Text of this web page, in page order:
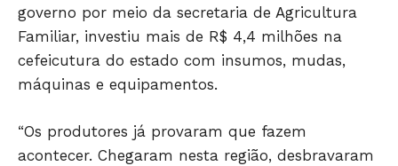
JUNTE-SE NO WHATSAPP
POLÍTICA
governo por meio da secretaria de Agricultura
Familiar, investiu mais de R$ 4,4 milhões na
cefeicutura do estado com insumos, mudas,
máquinas e equipamentos.
“Os produtores já provaram que fazem
acontecer. Chegaram nesta região, desbravaram